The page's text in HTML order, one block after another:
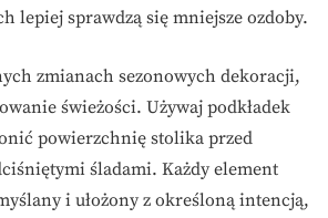
lepiej sprawdzą się mniejsze ozdoby.
zmianach sezonowych dekoracji,
świeżości. Używaj podkładek
powierzchnię stolika przed
śladami. Każdy element
i ułożony z określoną intencją,